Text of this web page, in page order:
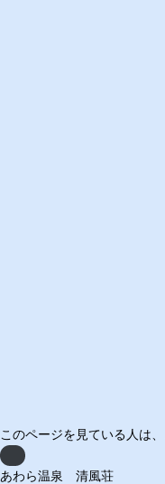
このページを見ている人は、
Previous
あわら温泉 清風荘